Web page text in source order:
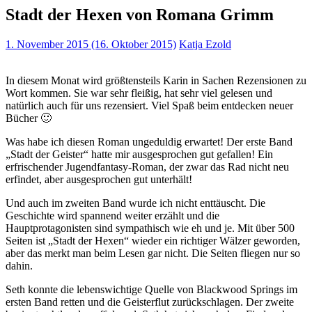
Stadt der Hexen von Romana Grimm
1. November 2015 (16. Oktober 2015) Katja Ezold
In diesem Monat wird größtensteils Karin in Sachen Rezensionen zu
Wort kommen. Sie war sehr fleißig, hat sehr viel gelesen und
natürlich auch für uns rezensiert. Viel Spaß beim entdecken neuer
Bücher 🙂
Was habe ich diesen Roman ungeduldig erwartet! Der erste Band
„Stadt der Geister“ hatte mir ausgesprochen gut gefallen! Ein
erfrischender Jugendfantasy-Roman, der zwar das Rad nicht neu
erfindet, aber ausgesprochen gut unterhält!
Und auch im zweiten Band wurde ich nicht enttäuscht. Die
Geschichte wird spannend weiter erzählt und die
Hauptprotagonisten sind sympathisch wie eh und je. Mit über 500
Seiten ist „Stadt der Hexen“ wieder ein richtiger Wälzer geworden,
aber das merkt man beim Lesen gar nicht. Die Seiten fliegen nur so
dahin.
Seth konnte die lebenswichtige Quelle von Blackwood Springs im
ersten Band retten und die Geisterflut zurückschlagen. Der zweite